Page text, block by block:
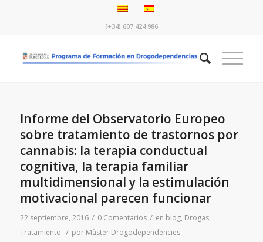
(+34) 607 424 986
Informe del Observatorio Europeo
sobre tratamiento de trastornos por
cannabis: la terapia conductual
cognitiva, la terapia familiar
multidimensional y la estimulación
motivacional parecen funcionar
22 septiembre, 2016 / 0 Comentarios / en blog, Drogas,
Tratamiento / por Màster Drogodependencies